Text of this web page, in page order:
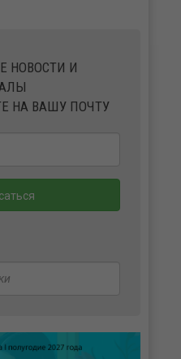
НОВОСТИ И
НА ВАШУ ПОЧТУ